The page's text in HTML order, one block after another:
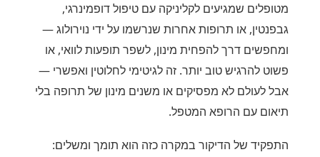
מטופלים שמגיעים לקליניקה עם טיפול דופמינרגי,
גבפנטין, או תרופות אחרות שנרשמו על ידי נוירולוג —
ומחפשים דרך להפחית מינון, לשפר תופעות לוואי, או
פשוט להרגיש טוב יותר. זה לגיטימי לחלוטין ואפשרי —
אבל לעולם לא מפסיקים או משנים מינון של תרופה בלי
תיאום עם הרופא המטפל.
התפקיד של הדיקור במקרה כזה הוא תומך ומשלים: